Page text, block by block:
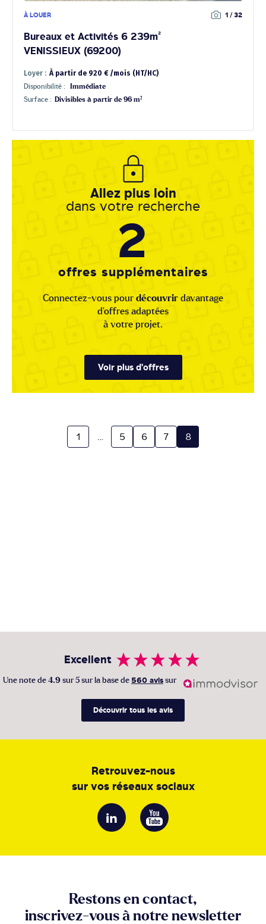
À LOUER 1 / 32
Bureaux et Activités 6 239m²
VENISSIEUX (69200)
Loyer : À partir de 920 € /mois (HT/HC)
Disponibilité :
Immédiate
Surface : Divisibles à partir de 96 m²
Allez plus loin
dans votre recherche
2
offres supplémentaires
Connectez-vous pour découvrir davantage
d'offres adaptées
à votre projet.
Voir plus d'offres
1 5 6 7 8
Excellent
Une note de 4.9 sur 5 sur la base de 560 avis sur
Découvrir tous les avis
Retrouvez-nous
sur vos réseaux sociaux
Restons en contact,
inscrivez-vous à notre newsletter